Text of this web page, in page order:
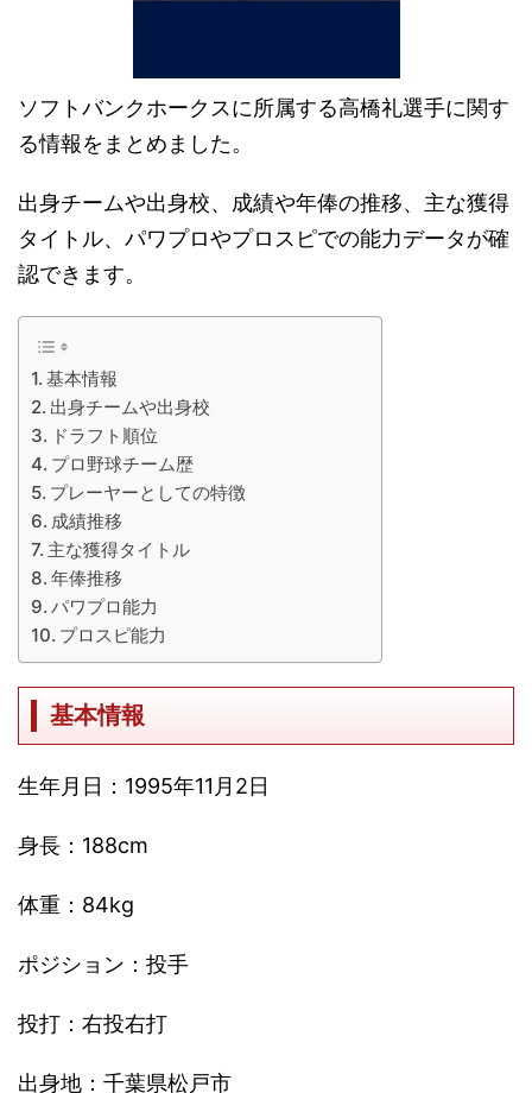
ソフトバンクホークスに所属する高橋礼選手に関す
る情報をまとめました。
出身チームや出身校、成績や年俸の推移、主な獲得
タイトル、パワプロやプロスピでの能力データが確
認できます。
基本情報
出身チームや出身校
ドラフト順位
プロ野球チーム歴
プレーヤーとしての特徴
成績推移
主な獲得タイトル
年俸推移
パワプロ能力
プロスピ能力
基本情報
生年月日：1995年11月2日
身長：188cm
体重：84kg
ポジション：投手
投打：右投右打
出身地：千葉県松戸市